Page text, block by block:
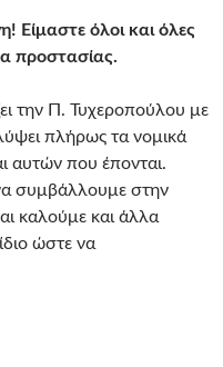
Είμαστε όλοι και όλες
προστασίας.
την Π. Τυχεροπούλου με
πλήρως τα νομικά
αυτών που έπονται.
συμβάλλουμε στην
καλούμε και άλλα
ώστε να